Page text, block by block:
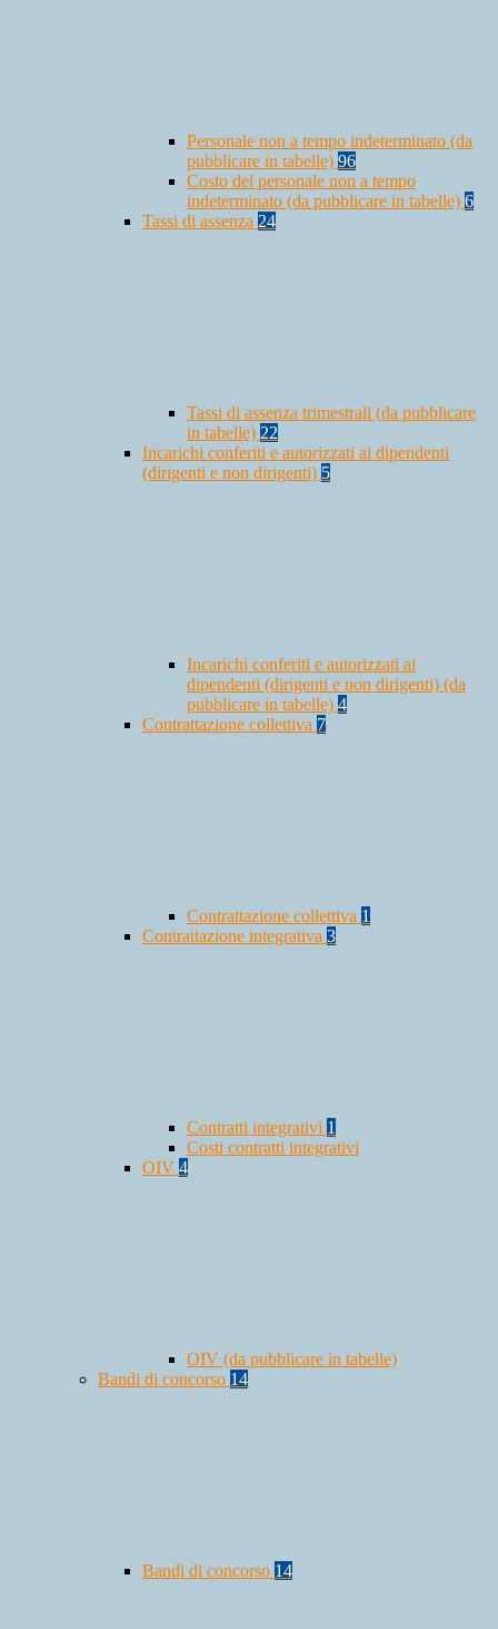
Personale non a tempo indeterminato (da
pubblicare in tabelle) 96
Costo del personale non a tempo
indeterminato (da pubblicare in tabelle) 6
Tassi di assenza 24
Tassi di assenza trimestrali (da pubblicare
in tabelle) 22
Incarichi conferiti e autorizzati ai dipendenti
(dirigenti e non dirigenti) 5
Incarichi conferiti e autorizzati ai
dipendenti (dirigenti e non dirigenti) (da
pubblicare in tabelle) 4
Contrattazione collettiva 7
Contrattazione collettiva 1
Contrattazione integrativa 3
Contratti integrativi 1
Costi contratti integrativi
OIV 4
OIV (da pubblicare in tabelle)
Bandi di concorso 14
Bandi di concorso 14